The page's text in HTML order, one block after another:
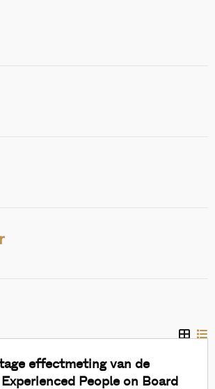
effectmeting van de
People on Board